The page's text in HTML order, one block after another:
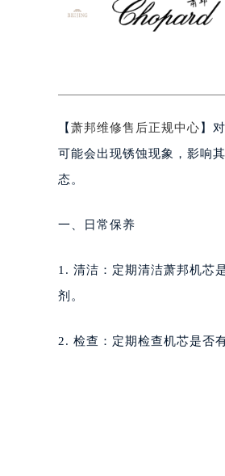
绍兴市越城
嘉兴市南湖
广州市越秀
深圳市罗湖
重庆市江北
太原市迎泽
沈阳市沈河
乌鲁木齐市
温州市鹿城
哈尔滨市道
大连市中山
【萧邦维修售后正规中心】
可能会出现锈蚀现象，影响
态。
一、日常保养
1. 清洁：定期清洁萧邦机芯
剂。
2. 检查：定期检查机芯是否